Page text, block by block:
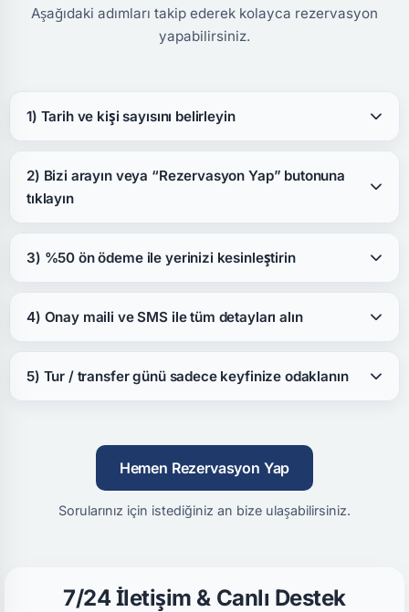
Aşağıdaki adımları takip ederek kolayca rezervasyon
yapabilirsiniz.
1) Tarih ve kişi sayısını belirleyin
2) Bizi arayın veya “Rezervasyon Yap” butonuna
tıklayın
3) %50 ön ödeme ile yerinizi kesinleştirin
4) Onay maili ve SMS ile tüm detayları alın
5) Tur / transfer günü sadece keyfinize odaklanın
Hemen Rezervasyon Yap
Sorularınız için istediğiniz an bize ulaşabilirsiniz.
7/24 İletişim & Canlı Destek